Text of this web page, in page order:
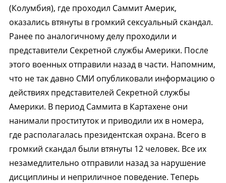
(Колумбия), где проходил Саммит Америк,
оказались втянуты в громкий сексуальный скандал.
Ранее по аналогичному делу проходили и
представители Секретной службы Америки. После
этого военных отправили назад в части. Напомним,
что не так давно СМИ опубликовали информацию о
действиях представителей Секретной службы
Америки. В период Саммита в Картахене они
нанимали проституток и приводили их в номера,
где располагалась президентская охрана. Всего в
громкий скандал были втянуты 12 человек. Все их
незамедлительно отправили назад за нарушение
дисциплины и неприличное поведение. Теперь